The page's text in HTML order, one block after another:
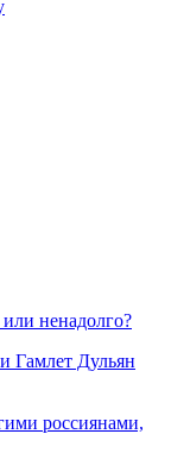
ненадолго?
Гамлет Дульян
россиянами,